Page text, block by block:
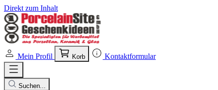
Direkt zum Inhalt
Mein Profil Korb Kontaktformular
Suchen...